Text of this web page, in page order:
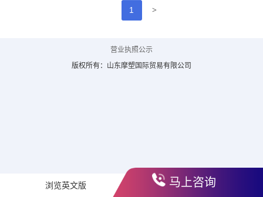
1 >
营业执照公示
版权所有：山东摩塑国际贸易有限公司
浏览英文版 马上咨询